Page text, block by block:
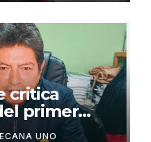
critica
primer
de Keiko
UNO